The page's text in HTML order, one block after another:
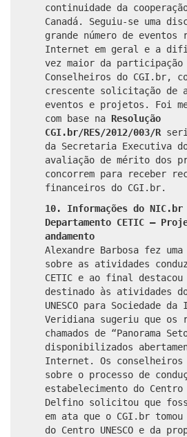
continuidade da
Canadá. Seguiu-se uma
grande número de eventos
Internet em geral e a
vez maior da participação
Conselheiros do CGI.br,
crescente solicitação de
eventos e projetos. Foi
com base na Resolução
CGI.br/RES/2012/003/R
da Secretaria Executiva
avaliação de mérito dos
concorrem para receber
financeiros do CGI.br.
10. Informações do
Departamento CETIC –
andamento
Alexandre Barbosa fez uma
sobre as atividades
CETIC e ao final destacou
destinado às atividades
UNESCO para Sociedade da
Veridiana sugeriu que os
chamados de “Panorama
disponibilizados
Internet. Os conselheiros
sobre o processo de
estabelecimento do Centro
Delfino solicitou que
em ata que o CGI.br tomou
do Centro UNESCO e da